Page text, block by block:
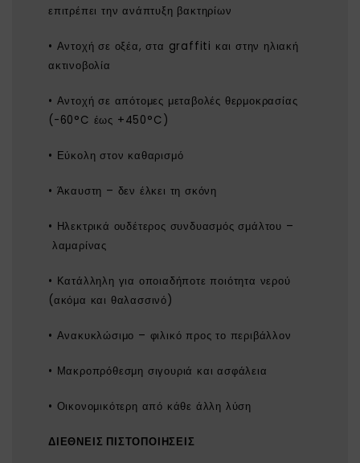
επιτρέπει την ανάπτυξη βακτηρίων
• Αντοχή σε οξέα, στα graffiti και στην ηλιακή
ακτινοβολία
• Αντοχή σε απότομες μεταβολές θερμοκρασίας
(-60°C έως +450°C)
• Εύκολη στον καθαρισμό
• Άκαυστη – δεν έλκει τη σκόνη
• Ηλεκτρικά ουδέτερος συνδυασμός σμάλτου –
λαμαρίνας
• Κατάλληλη για οποιαδήποτε ποιότητα νερού
(ακόμα και θαλασσινό)
• Ανακυκλώσιμο – φιλικό προς το περιβάλλον
• Μακροπρόθεσμη σιγουριά και ασφάλεια
• Οικονομικότερη από κάθε άλλη λύση
ΔΙΕΘΝΕΙΣ ΠΙΣΤΟΠΟΙΗΣΕΙΣ